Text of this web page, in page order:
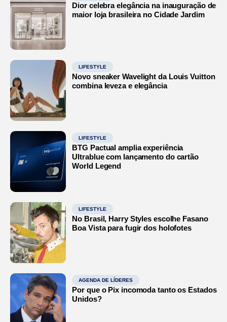
Dior celebra elegância na inauguração de
maior loja brasileira no Cidade Jardim
LIFESTYLE
Novo sneaker Wavelight da Louis Vuitton
combina leveza e elegância
LIFESTYLE
BTG Pactual amplia experiência
Ultrablue com lançamento do cartão
World Legend
LIFESTYLE
No Brasil, Harry Styles escolhe Fasano
Boa Vista para fugir dos holofotes
AGENDA DE LÍDERES
Por que o Pix incomoda tanto os Estados
Unidos?